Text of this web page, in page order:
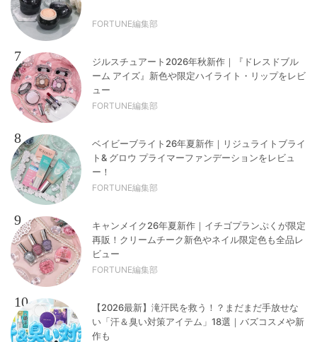
FORTUNE編集部
7
ジルスチュアート2026年秋新作｜『ドレスドブル
ーム アイズ』新色や限定ハイライト・リップをレビ
ュー
FORTUNE編集部
8
ベイビーブライト26年夏新作｜リジュライトブライ
ト& グロウ プライマーファンデーションをレビュ
ー！
FORTUNE編集部
9
キャンメイク26年夏新作｜イチゴプランぷくが限定
再販！クリームチーク新色やネイル限定色も全品レ
ビュー
FORTUNE編集部
10
【2026最新】滝汗民を救う！？まだまだ手放せな
い「汗＆臭い対策アイテム」18選｜バズコスメや新
作も